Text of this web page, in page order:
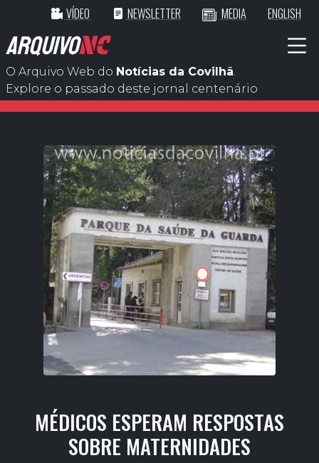
VÍDEO NEWSLETTER MEDIA ENGLISH
ARQUIVONC
O Arquivo Web do Notícias da Covilhã.
Explore o passado deste jornal centenário
MÉDICOS ESPERAM RESPOSTAS
SOBRE MATERNIDADES